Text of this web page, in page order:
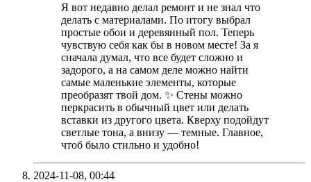
Я вот недавно делал ремонт и не знал что
делать с материалами. По итогу выбрал
простые обои и деревянный пол. Теперь
чувствую себя как бы в новом месте! За я
сначала думал, что все будет сложно и
задорого, а на самом деле можно найти
самые маленькие элементы, которые
преобразят твой дом. ✨ Стены можно
перкрасить в обычный цвет или делать
вставки из другого цвета. Кверху подойдут
светлые тона, а внизу — темные. Главное,
чтоб было стильно и удобно!
2024-11-08, 00:44